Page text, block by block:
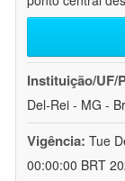
Instituição/UF/
Del-Rei - MG -
Vigência: Tue
00:00:00 BRT